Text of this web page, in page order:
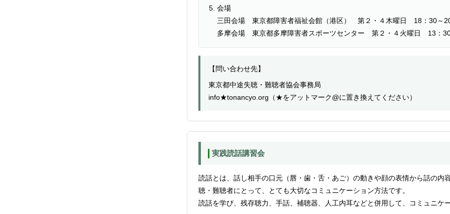
会場
三田会場 東京都障害者福祉会館（港区） 第２・４木曜日 18：30～
多摩会場 東京都多摩障害者スポーツセンター 第２・４火曜日 13：
【問い合わせ先】
東京都中途失聴・難聴者協会事務局
info★tonancyo.org（★をアットマーク@に置き換えてください）
実践読話講習会
読話とは、話し相手の口元（唇・歯・舌・あご）の動きや顔の表情から話の内
聴・難聴者にとって、とても大切なコミュニケーション方法です。
読話を学び、残存聴力、手話、補聴器、人工内耳などと併用して、コミュニケ